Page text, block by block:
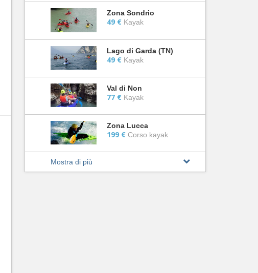
Zona Sondrio
49 € Kayak
Lago di Garda (TN)
49 € Kayak
Val di Non
77 € Kayak
Zona Lucca
199 € Corso kayak
Mostra di più